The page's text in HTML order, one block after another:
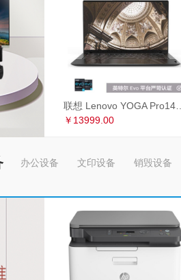
￥13999.00
办公设备 文印设备 销毁设备